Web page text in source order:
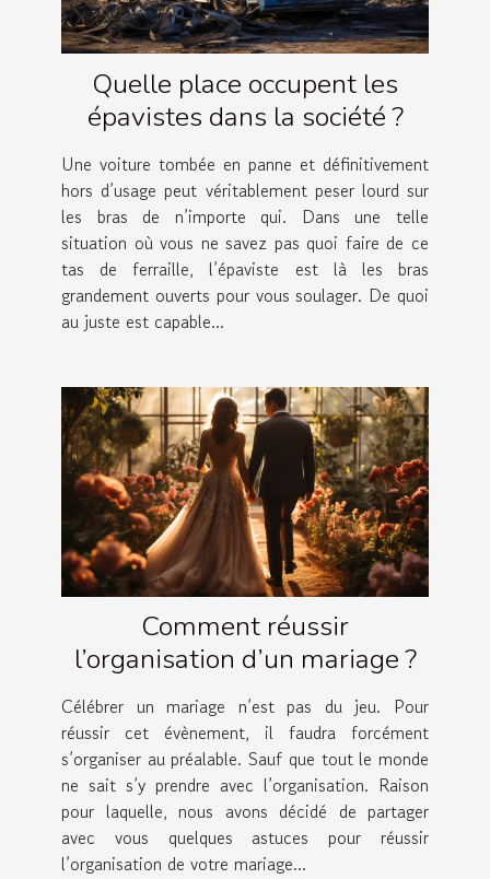
Quelle place occupent les
épavistes dans la société ?
Une voiture tombée en panne et définitivement
hors d’usage peut véritablement peser lourd sur
les bras de n’importe qui. Dans une telle
situation où vous ne savez pas quoi faire de ce
tas de ferraille, l’épaviste est là les bras
grandement ouverts pour vous soulager. De quoi
au juste est capable...
Comment réussir
l’organisation d’un mariage ?
Célébrer un mariage n’est pas du jeu. Pour
réussir cet évènement, il faudra forcément
s’organiser au préalable. Sauf que tout le monde
ne sait s’y prendre avec l’organisation. Raison
pour laquelle, nous avons décidé de partager
avec vous quelques astuces pour réussir
l’organisation de votre mariage...